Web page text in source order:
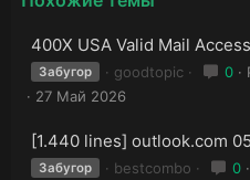
400X USA Valid Mail
Забугор goodtopic 0
27 Май 2026
[1.440 lines] outlook.com
Забугор bestcombo 0